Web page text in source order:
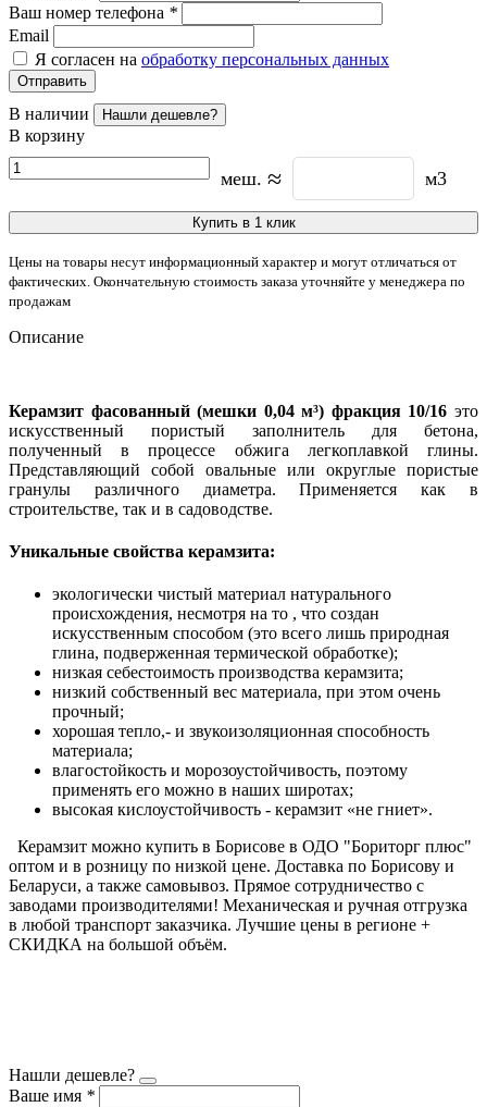
Ваш номер телефона *
Email
Я согласен на обработку персональных данных
Отправить
В наличии Нашли дешевле?
В корзину
меш. ≈ м3
Купить в 1 клик
Цены на товары несут информационный характер и могут отличаться от
фактических. Окончательную стоимость заказа уточняйте у менеджера по
продажам
Описание
Керамзит фасованный (мешки 0,04 м³) фракция 10/16 это
искусственный пористый заполнитель для бетона,
полученный в процессе обжига легкоплавкой глины.
Представляющий собой овальные или округлые пористые
гранулы различного диаметра. Применяется как в
строительстве, так и в садоводстве.
Уникальные свойства керамзита:
экологически чистый материал натурального
происхождения, несмотря на то , что создан
искусственным способом (это всего лишь природная
глина, подверженная термической обработке);
низкая себестоимость производства керамзита;
низкий собственный вес материала, при этом очень
прочный;
хорошая тепло,- и звукоизоляционная способность
материала;
влагостойкость и морозоустойчивость, поэтому
применять его можно в наших широтах;
высокая кислоустойчивость - керамзит «не гниет».
Керамзит можно купить в Борисове в ОДО "Бориторг плюс"
оптом и в розницу по низкой цене. Доставка по Борисову и
Беларуси, а также самовывоз. Прямое сотрудничество с
заводами производителями! Механическая и ручная отгрузка
в любой транспорт заказчика. Лучшие цены в регионе +
СКИДКА на большой объём.
Нашли дешевле?
Ваше имя *